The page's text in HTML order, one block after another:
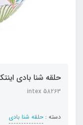
حلقه شنا بادی
intex 58263
دسته : حلقه شنا بادی